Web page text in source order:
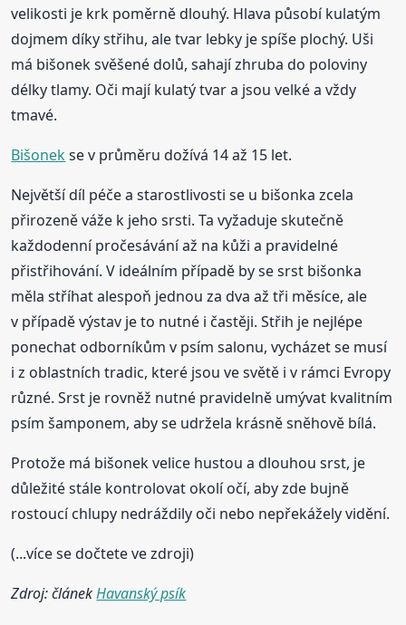
velikosti je krk poměrně dlouhý. Hlava působí kulatým
dojmem díky střihu, ale tvar lebky je spíše plochý. Uši
má bišonek svěšené dolů, sahají zhruba do poloviny
délky tlamy. Oči mají kulatý tvar a jsou velké a vždy
tmavé.
Bišonekse v průměru dožívá 14 až 15 let.
Největší díl péče a starostlivosti se u bišonka zcela
přirozeně váže k jeho srsti. Ta vyžaduje skutečně
každodenní pročesávání až na kůži a pravidelné
přistřihování. V ideálním případě by se srst bišonka
měla stříhat alespoň jednou za dva až tři měsíce, ale
v případě výstav je to nutné i častěji. Střih je nejlépe
ponechat odborníkům v psím salonu, vycházet se musí
i z oblastních tradic, které jsou ve světě i v rámci Evropy
různé. Srst je rovněž nutné pravidelně umývat kvalitním
psím šamponem, aby se udržela krásně sněhově bílá.
Protože má bišonek velice hustou a dlouhou srst, je
důležité stále kontrolovat okolí očí, aby zde bujně
rostoucí chlupy nedráždily oči nebo nepřekážely vidění.
(...více se dočtete ve zdroji)
Zdroj: článekHavanský psík